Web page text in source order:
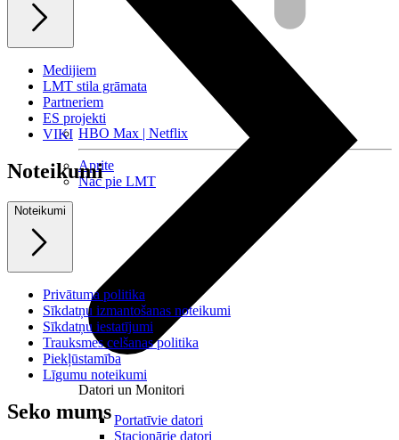
HBO Max | Netflix
Aprite
Nāc pie LMT
Datori un Monitori
Portatīvie datori
Stacionārie datori
Medijiem
LMT stila grāmata
Partneriem
ES projekti
VIKI
Noteikumi
Noteikumi
Privātuma politika
Sīkdatņu izmantošanas noteikumi
Sīkdatņu iestatījumi
Trauksmes celšanas politika
Piekļūstamība
Līgumu noteikumi
Seko mums